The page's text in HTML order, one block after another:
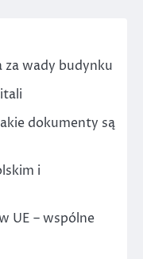
za wady budynku
dokumenty są
i
UE – wspólne